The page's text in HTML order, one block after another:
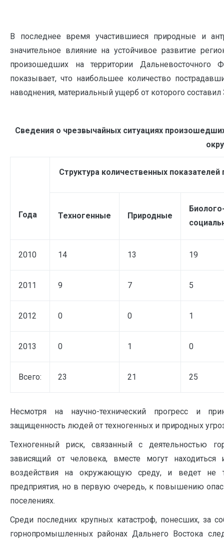
В последнее время участившиеся природные и
значительное влияние на устойчивое развитие
произошедших на территории Дальневосточного
показывает, что наибольшее количество
наводнения, материальный ущерб от которого составил
Сведения о чрезвычайных ситуациях
Года
Структура количественных
Техногенные Природные
2010 14 13 19
2011 9 7 5
2012 0 0 1
2013 0 1 0
Всего: 23 21 25
Несмотря на научно-технический прогресс и
защищенность людей от техногенных и природных
Техногенный риск, связанный с деятельностью
зависящий от человека, вместе могут
воздействия на окружающую среду, и ведет не
предприятия, но в первую очередь, к повышению
поселениях.
Среди последних крупных катастроф, понесших, за
горнопромышленных районах Дальнего Востока